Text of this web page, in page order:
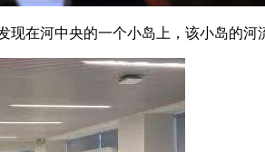
现在河中央的一个小岛上，该小岛的